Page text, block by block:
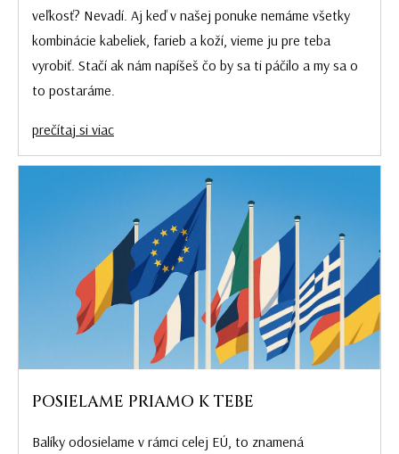
veľkosť? Nevadí. Aj keď v našej ponuke nemáme všetky
kombinácie kabeliek, farieb a koží, vieme ju pre teba
vyrobiť. Stačí ak nám napíšeš čo by sa ti páčilo a my sa o
to postaráme.
prečítaj si viac
POSIELAME PRIAMO K TEBE
Balíky odosielame v rámci celej EÚ, to znamená